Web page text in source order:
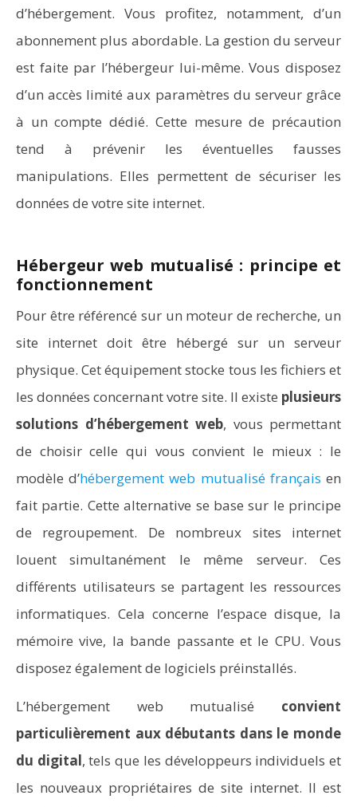
d’hébergement. Vous profitez, notamment, d’un
abonnement plus abordable. La gestion du serveur
est faite par l’hébergeur lui-même. Vous disposez
d’un accès limité aux paramètres du serveur grâce
à un compte dédié. Cette mesure de précaution
tend à prévenir les éventuelles fausses
manipulations. Elles permettent de sécuriser les
données de votre site internet.
Hébergeur web mutualisé : principe et
fonctionnement
Pour être référencé sur un moteur de recherche, un
site internet doit être hébergé sur un serveur
physique. Cet équipement stocke tous les fichiers et
les données concernant votre site. Il existe plusieurs
solutions d’hébergement web, vous permettant
de choisir celle qui vous convient le mieux : le
modèle d’hébergement web mutualisé français en
fait partie. Cette alternative se base sur le principe
de regroupement. De nombreux sites internet
louent simultanément le même serveur. Ces
différents utilisateurs se partagent les ressources
informatiques. Cela concerne l’espace disque, la
mémoire vive, la bande passante et le CPU. Vous
disposez également de logiciels préinstallés.
L’hébergement web mutualisé convient
particulièrement aux débutants dans le monde
du digital, tels que les développeurs individuels et
les nouveaux propriétaires de site internet. Il est